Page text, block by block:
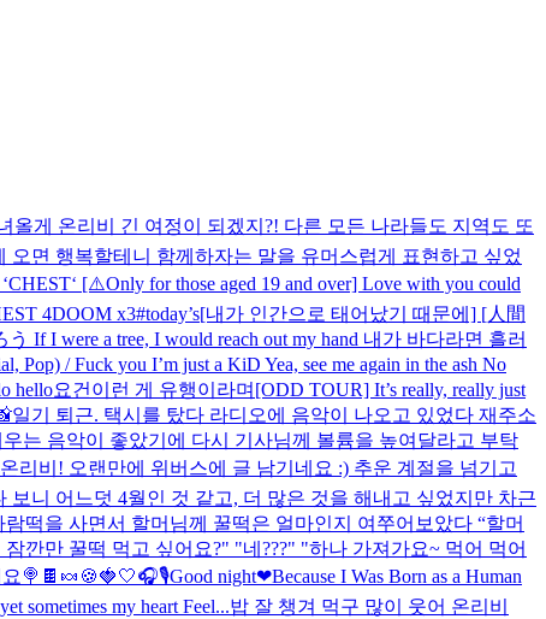
올게 온리비 긴 여정이 되겠지?! 다른 모든 나라들도 지역도 또
면 행복할테니 함께하자는 말을 유머스럽게 표현하고 싶었
[⚠️Only for those aged 19 and over] Love with you could
4DOOM x3#today’s[내가 인간으로 태어났기 때문에] [人間
If I were a tree, I would reach out my hand 내가 바다라면 흘러
/ Fuck you I’m just a KiD Yea, see me again in the ash No
hello요건 이런 게 유행이라며 [ODD TOUR] It’s really, really just
일기 퇴근. 택시를 탔다 라디오에 음악이 나오고 있었다 재주소
는 음악이 좋았기에 다시 기사님께 볼륨을 높여달라고 부탁
온리비! 오랜만에 위버스에 글 남기네요 :) 추운 계절을 넘기고
니 어느덧 4월인 것 같고, 더 많은 것을 해내고 싶었지만 차근
떡을 사면서 할머님께 꿀떡은 얼마인지 여쭈어보았다 “할머
깐만 꿀떡 먹고 싶어요?" "네???" "하나 가져가요~ 먹어 먹어
🍭🍫🍬🍪🍓🤍🎧🎙️Good night❤Because I Was Born as a Human
sometimes my heart Feel...밥 잘 챙겨 먹구 많이 웃어 온리비